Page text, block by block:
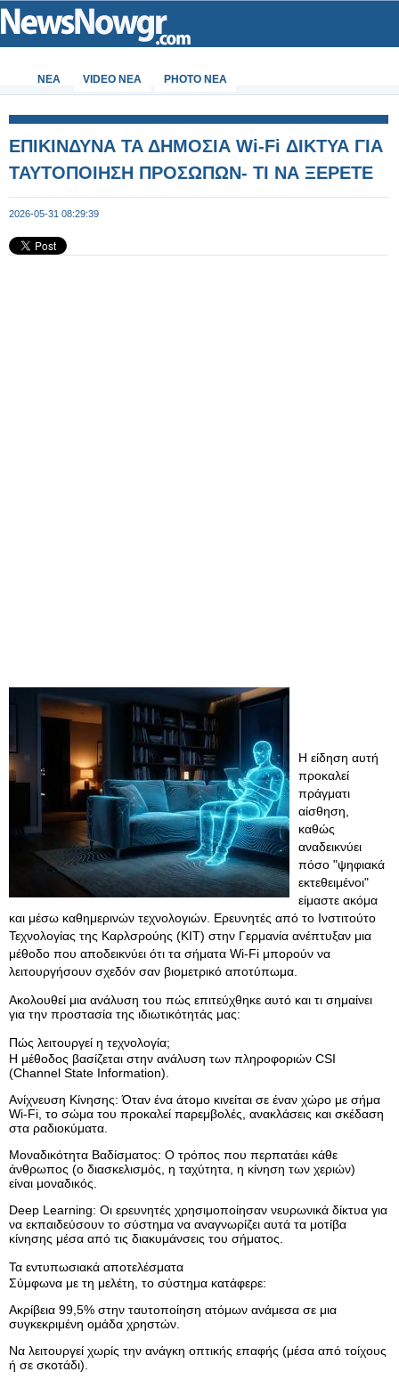
ΝΕΑ VIDEO NEA PHOTO NEA
ΕΠΙΚΙΝΔΥΝΑ ΤΑ ΔΗΜΟΣΙΑ Wi‑Fi ΔΙΚΤΥΑ ΓΙΑ
ΤΑΥΤΟΠOΙΗΣΗ ΠΡΟΣΩΠΩΝ- ΤΙ ΝΑ ΞΕΡΕΤΕ
2026-05-31 08:29:39
Η είδηση αυτή
προκαλεί
πράγματι
αίσθηση,
καθώς
αναδεικνύει
πόσο "ψηφιακά
εκτεθειμένοι"
είμαστε ακόμα
και μέσω καθημερινών τεχνολογιών. Ερευνητές από το Ινστιτούτο
Τεχνολογίας της Καρλσρούης (KIT) στην Γερμανία ανέπτυξαν μια
μέθοδο που αποδεικνύει ότι τα σήματα Wi-Fi μπορούν να
λειτουργήσουν σχεδόν σαν βιομετρικό αποτύπωμα.
Ακολουθεί μια ανάλυση του πώς επιτεύχθηκε αυτό και τι σημαίνει
για την προστασία της ιδιωτικότητάς μας:
Πώς λειτουργεί η τεχνολογία;
Η μέθοδος βασίζεται στην ανάλυση των πληροφοριών CSI
(Channel State Information).
Ανίχνευση Κίνησης: Όταν ένα άτομο κινείται σε έναν χώρο με σήμα
Wi-Fi, το σώμα του προκαλεί παρεμβολές, ανακλάσεις και σκέδαση
στα ραδιοκύματα.
Μοναδικότητα Βαδίσματος: Ο τρόπος που περπατάει κάθε
άνθρωπος (ο διασκελισμός, η ταχύτητα, η κίνηση των χεριών)
είναι μοναδικός.
Deep Learning: Οι ερευνητές χρησιμοποίησαν νευρωνικά δίκτυα για
να εκπαιδεύσουν το σύστημα να αναγνωρίζει αυτά τα μοτίβα
κίνησης μέσα από τις διακυμάνσεις του σήματος.
Τα εντυπωσιακά αποτελέσματα
Σύμφωνα με τη μελέτη, το σύστημα κατάφερε:
Ακρίβεια 99,5% στην ταυτοποίηση ατόμων ανάμεσα σε μια
συγκεκριμένη ομάδα χρηστών.
Να λειτουργεί χωρίς την ανάγκη οπτικής επαφής (μέσα από τοίχους
ή σε σκοτάδι).